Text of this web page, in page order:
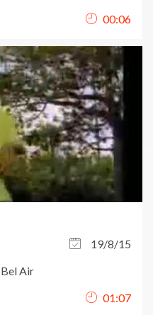
00:06
19/8/15
Air
01:07